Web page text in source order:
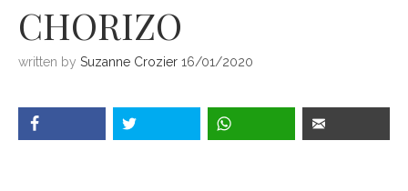
CHORIZO
written by Suzanne Crozier 16/01/2020